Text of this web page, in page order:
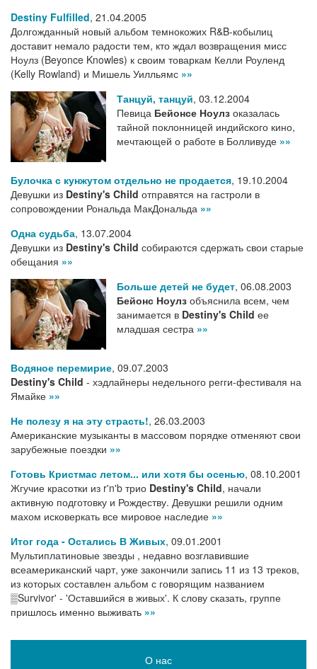
Destiny Fulfilled, 21.04.2005
Долгожданный новый альбом темнокожих R&B-кобылиц
доставит немало радости тем, кто ждал возвращения мисс
Ноулз (Beyonce Knowles) к своим товаркам Келли Роуленд
(Kelly Rowland) и Мишель Уилльямс »»
Танцуй, танцуй, 03.12.2004
Певица Бейонсе Ноулз оказалась
тайной поклонницей индийского кино,
мечтающей о работе в Болливуде »»
Булочка с кунжутом отдельно не продается, 19.10.2004
Девушки из Destiny's Child отправятся на гастроли в
сопровождении Рональда МакДональда »»
Одна судьба, 13.07.2004
Девушки из Destiny's Child собираются сдержать свои старые
обещания »»
Больше детей не будет, 06.08.2003
Бейонс Ноулз объяснила всем, чем
занимается в Destiny's Child ее
младшая сестра »»
Водяное перемирие, 09.07.2003
Destiny's Child - хэдлайнеры недельного регги-фестиваля на
Ямайке »»
Не полезу я на эту страсть!, 26.03.2003
Американские музыканты в массовом порядке отменяют свои
зарубежные поездки »»
Готовь Кристмас летом... или хотя бы осенью, 08.10.2001
Жгучие красотки из r'n'b трио Destiny's Child, начали
активную подготовку и Рождеству. Девушки решили одним
махом исковеркать все мировое наследие »»
Итог года - Остались В Живых, 09.01.2001
Мультиплатиновые звезды , недавно возглавившие
всеамериканский чарт, уже закончили запись 11 из 13 треков,
из которых составлен альбом с говорящим названием
▒Survivor' - 'Оставшийся в живых'. К слову сказать, группе
пришлось именно выживать »»
О нас